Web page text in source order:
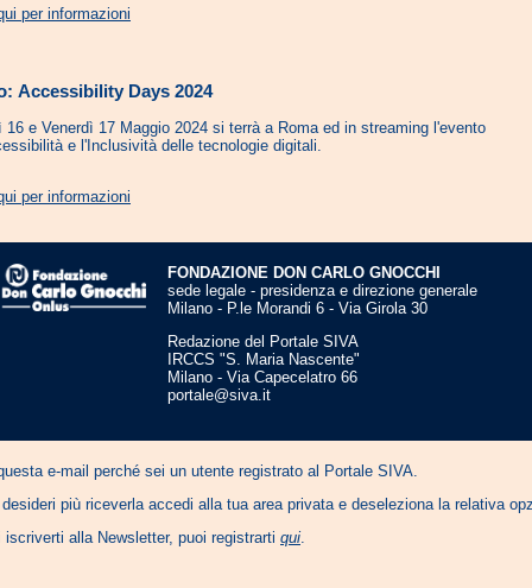
per informazioni
Accessibility Days 2024
16 e Venerdì 17 Maggio 2024 si terrà a Roma ed in streaming l'evento
e l'Inclusività delle tecnologie digitali.
per informazioni
FONDAZIONE DON CARLO GNOCCHI
sede legale - presidenza e direzione generale
Milano - P.le Morandi 6 - Via Girola 30
Redazione del Portale SIVA
IRCCS "S. Maria Nascente"
Milano - Via Capecelatro 66
portale@siva.it
e-mail perché sei un utente registrato al Portale SIVA.
più riceverla accedi alla tua area privata e deseleziona la relativa
iscriverti alla Newsletter, puoi registrarti qui.